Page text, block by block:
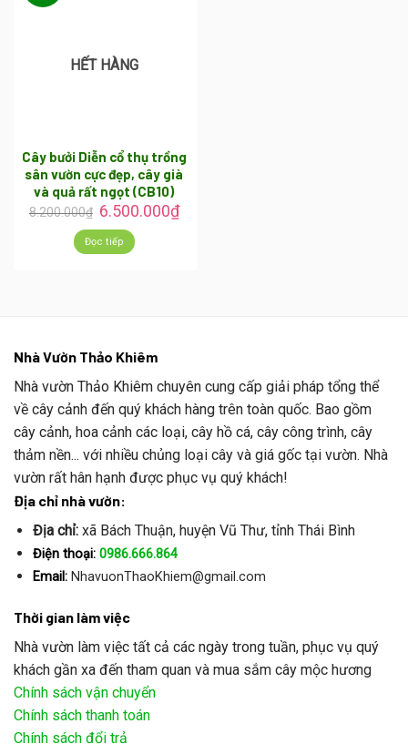
HẾT HÀNG
Cây bưởi Diễn cổ thụ trồng
sân vườn cực đẹp, cây già
và quả rất ngọt (CB10)
8.200.000₫ 6.500.000₫
Đọc tiếp
Nhà Vườn Thảo Khiêm
Nhà vườn Thảo Khiêm chuyên cung cấp giải pháp tổng thể
về cây cảnh đến quý khách hàng trên toàn quốc. Bao gồm
cây cảnh, hoa cảnh các loại, cây hồ cá, cây công trình, cây
thảm nền... với nhiều chủng loại cây và giá gốc tại vườn. Nhà
vườn rất hân hạnh được phục vụ quý khách!
Địa chỉ nhà vườn:
Địa chỉ: xã Bách Thuận, huyện Vũ Thư, tỉnh Thái Bình
Điện thoại: 0986.666.864
Email: NhavuonThaoKhiem@gmail.com
Thời gian làm việc
Nhà vườn làm việc tất cả các ngày trong tuần, phục vụ quý
khách gần xa đến tham quan và mua sắm cây mộc hương
Chính sách vận chuyển
Chính sách thanh toán
Chính sách đổi trả